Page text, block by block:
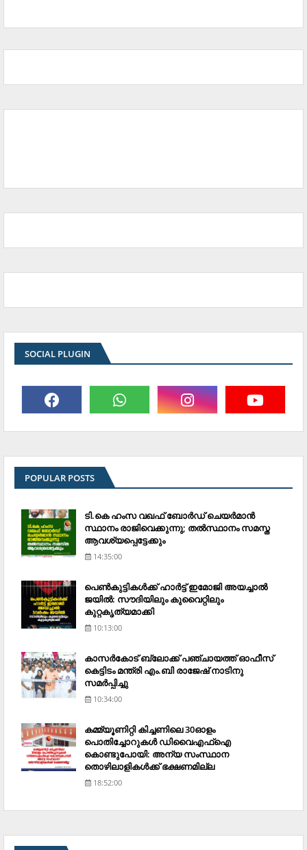
SOCIAL PLUGIN
POPULAR POSTS
ടി.കെ ഹംസ വഖഫ് ബോര്‍ഡ് ചെയര്‍മാന്‍
സ്ഥാനം രാജിവെക്കുന്നു; തല്‍സ്ഥാനം സമസ്ത
ആവശ്യപ്പെട്ടേക്കും
14:35:00
പെണ്‍കുട്ടികള്‍ക്ക് ഹാര്‍ട്ട് ഇമോജി അയച്ചാല്‍
ജയില്‍: സൗദിയിലും കുവൈറ്റിലും
കുറ്റകൃത്യമാക്കി
10:13:00
കാസര്‍കോട് ബ്ലോക്ക് പഞ്ചായത്ത് ഓഫീസ്
കെട്ടിടം മന്ത്രി എം.ബി രാജേഷ് നാടിനു
സമര്‍പ്പിച്ചു
10:34:00
കമ്മ്യൂണിറ്റി കിച്ചണിലെ 30ഓളം
പൊതിച്ചോറുകള്‍ ഡിവൈഎഫ്‌ഐ
കൊണ്ടുപോയി: അന്യ സംസ്ഥാന
തൊഴിലാളികള്‍ക്ക് ഭക്ഷണമില്ല
18:52:00